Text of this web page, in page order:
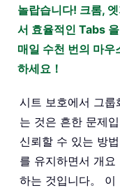
놀랍습니다! 크롬,
서 효율적인 Tabs
매일 수천 번의 마
하세요！
시트 보호에서 그
는 것은 흔한 문제
신뢰할 수 있는 방
를 유지하면서 개
하는 것입니다。